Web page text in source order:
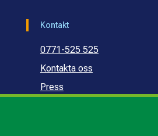
Kontakt
0771-525 525
Kontakta oss
Press